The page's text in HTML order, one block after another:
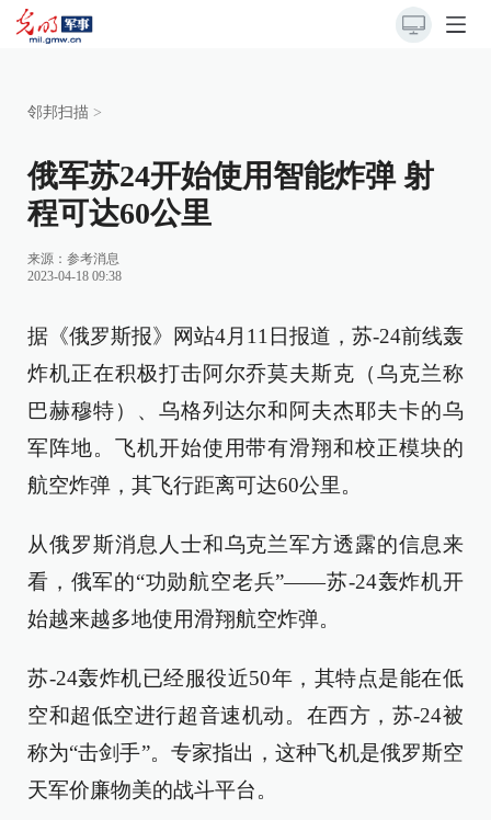
邻邦扫描 >
俄军苏24开始使用智能炸弹 射
程可达60公里
来源： 参考消息
2023-04-18 09:38
据《俄罗斯报》网站4月11日报道，苏-24前线轰
炸机正在积极打击阿尔乔莫夫斯克（乌克兰称
巴赫穆特）、乌格列达尔和阿夫杰耶夫卡的乌
军阵地。飞机开始使用带有滑翔和校正模块的
航空炸弹，其飞行距离可达60公里。
从俄罗斯消息人士和乌克兰军方透露的信息来
看，俄军的“功勋航空老兵”——苏-24轰炸机开
始越来越多地使用滑翔航空炸弹。
苏-24轰炸机已经服役近50年，其特点是能在低
空和超低空进行超音速机动。在西方，苏-24被
称为“击剑手”。专家指出，这种飞机是俄罗斯空
天军价廉物美的战斗平台。